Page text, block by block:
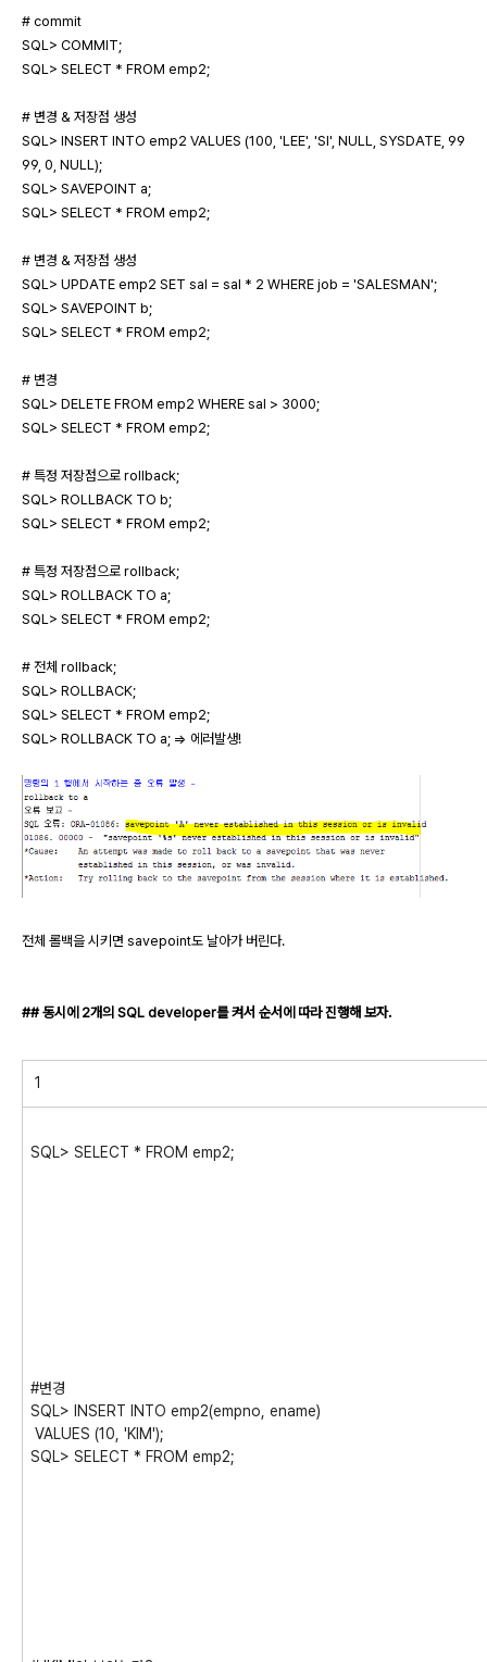
# commit
SQL> COMMIT;
SQL> SELECT * FROM emp2;
# 변경 & 저장점 생성
SQL> INSERT INTO emp2 VALUES (100, 'LEE', 'SI', NULL, SYSDATE, 99
99, 0, NULL);
SQL> SAVEPOINT a;
SQL> SELECT * FROM emp2;
# 변경 & 저장점 생성
SQL> UPDATE emp2 SET sal = sal * 2 WHERE job = 'SALESMAN';
SQL> SAVEPOINT b;
SQL> SELECT * FROM emp2;
# 변경
SQL> DELETE FROM emp2 WHERE sal > 3000;
SQL> SELECT * FROM emp2;
# 특정 저장점으로 rollback;
SQL> ROLLBACK TO b;
SQL> SELECT * FROM emp2;
# 특정 저장점으로 rollback;
SQL> ROLLBACK TO a;
SQL> SELECT * FROM emp2;
# 전체 rollback;
SQL> ROLLBACK;
SQL> SELECT * FROM emp2;
SQL> ROLLBACK TO a; => 에러발생!
전체 롤백을 시키면 savepoint도 날아가 버린다.
## 동시에 2개의 SQL developer를 켜서 순서에 따라 진행해 보자.
1
SQL> SELECT * FROM emp2;
#변경
SQL> INSERT INTO emp2(empno, ename)
VALUES (10, 'KIM');
SQL> SELECT * FROM emp2;